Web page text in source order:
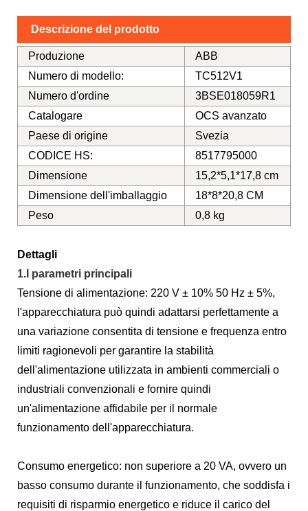
Descrizione del prodotto
Produzione
ABB
Numero di modello:
TC512V1
Numero d'ordine
3BSE018059R1
Catalogare
OCS avanzato
Paese di origine
Svezia
CODICE HS:
8517795000
Dimensione
15,2*5,1*17,8 cm
Dimensione dell'imballaggio
18*8*20,8 CM
Peso
0,8 kg
Dettagli
1.I parametri principali
Tensione di alimentazione: 220 V ± 10% 50 Hz ± 5%,
l'apparecchiatura può quindi adattarsi perfettamente a
una variazione consentita di tensione e frequenza entro
limiti ragionevoli per garantire la stabilità
dell'alimentazione utilizzata in ambienti commerciali o
industriali convenzionali e fornire quindi
un'alimentazione affidabile per il normale
funzionamento dell'apparecchiatura.
Consumo energetico: non superiore a 20 VA, ovvero un
basso consumo durante il funzionamento, che soddisfa i
requisiti di risparmio energetico e riduce il carico del